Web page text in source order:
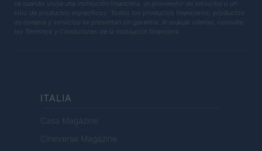
ve cuando visita una institución financiera, un proveedor de servicios o un
sitio de productos específicos. Todos los productos financieros, productos
de compra y servicios se presentan sin garantía. Al evaluar ofertas, consulte
los Términos y Condiciones de la institución financiera.
ITALIA
Casa Magazine
Cineverse Magazine